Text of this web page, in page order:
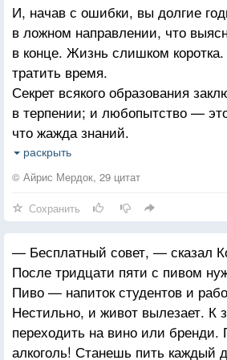
И, начав с ошибки, вы долгие
в ложном направлении, что
в конце. Жизнь слишком
тратить время.
Секрет всякого образования
в терпении; и любопытство —
что жажда знаний.
Относительно бесцветности
большинство из нас добивается
Когда наступают холода, я часто
спит под открытым небом.
Мы все живем будущим, даже
где нас и в помине не будет.
Реальность — это шифр со
разрешениями, и каждое из них
раскрыть
© Айрис Мердок, 29 цитат
Сохранить
— Бесплатный совет, — сказал
После тридцати пяти с пивом
Пиво — напиток студентов и
Нестильно, и живот вылезает. К
переходить на вино или бренди.
алкоголь! Станешь пить каждый